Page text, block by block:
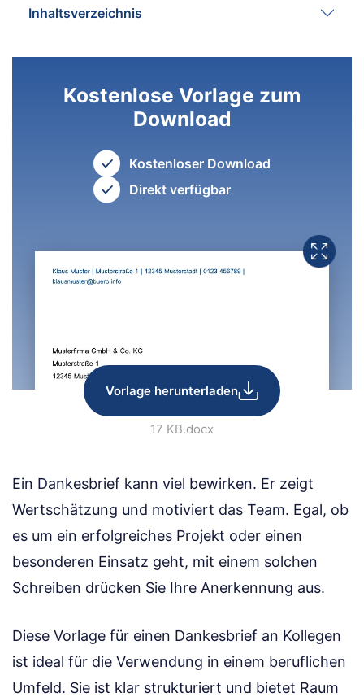
Inhaltsverzeichnis
Kostenlose Vorlage zum
Download
Kostenloser Download
Direkt verfügbar
Vorlage herunterladen
17 KB.docx
Ein Dankesbrief kann viel bewirken. Er zeigt
Wertschätzung und motiviert das Team. Egal, ob
es um ein erfolgreiches Projekt oder einen
besonderen Einsatz geht, mit einem solchen
Schreiben drücken Sie Ihre Anerkennung aus.
Diese Vorlage für einen Dankesbrief an Kollegen
ist ideal für die Verwendung in einem beruflichen
Umfeld. Sie ist klar strukturiert und bietet Raum